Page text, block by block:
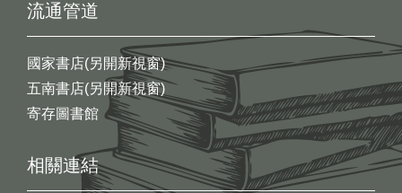
流通管道
國家書店(另開新視窗)
五南書店(另開新視窗)
寄存圖書館
相關連結